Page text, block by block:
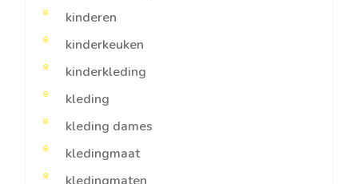
kinderen
kinderkeuken
kinderkleding
kleding
kleding dames
kledingmaat